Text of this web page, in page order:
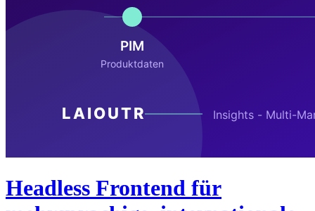
Headless Frontend für